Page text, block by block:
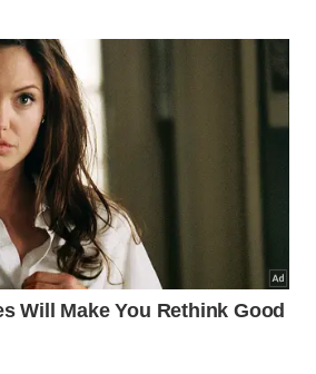
e firmes. Enquanto isso,
o molho encorpado,
bastante para cobrir
quente
a textura
amolecer, não